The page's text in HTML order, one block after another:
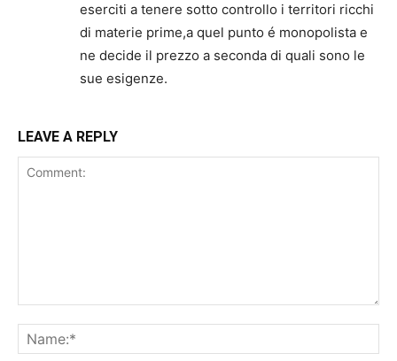
eserciti a tenere sotto controllo i territori ricchi
di materie prime,a quel punto é monopolista e
ne decide il prezzo a seconda di quali sono le
sue esigenze.
LEAVE A REPLY